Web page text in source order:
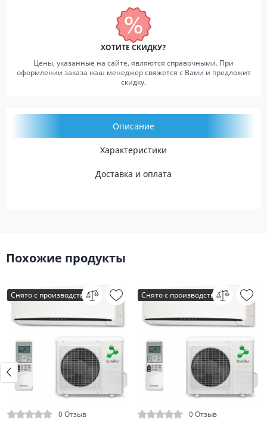
ХОТИТЕ СКИДКУ?
Цены, указанные на сайте, являются справочными. При
оформлении заказа наш менеджер свяжется с Вами и предложит
скидку.
Описание
Характеристики
Доставка и оплата
Похожие продукты
Снято с производства
0 Отзыв
Снято с производства
0 Отзыв